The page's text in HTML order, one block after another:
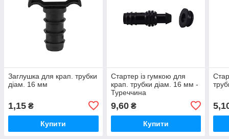
Заглушка для крап. трубки
діам. 16 мм
1,15 ₴
Купити
Стартер із гумкою для
крап. трубки діам. 16 мм -
Туреччина
9,60₴
Купити